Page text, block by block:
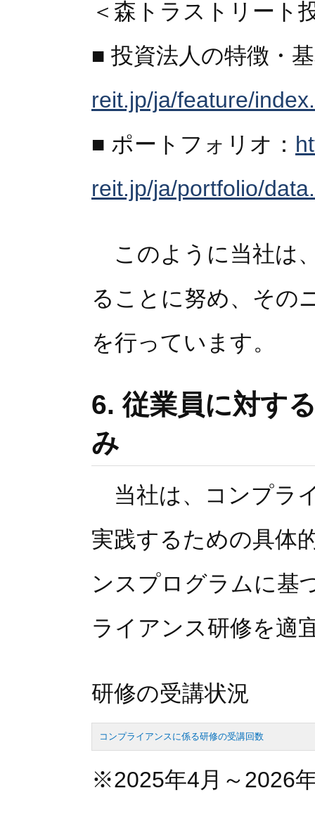
＜森トラストリート
■ 投資法人の特徴・
reit.jp/ja/feature/
■ ポートフォリオ：
reit.jp/ja/portfolio/
このように当社は
ることに努め、その
を行っています。
6. 従業員に対す
み
当社は、コンプラ
実践するための具体
ンスプログラムに基
ライアンス研修を適
研修の受講状況
コンプライアンスに係る研修の受講回数
※2025年4月～2026